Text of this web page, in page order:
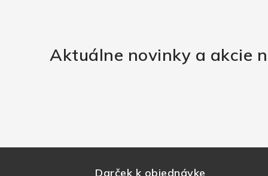
Aktuálne novinky a akcie
Darček k objednávke